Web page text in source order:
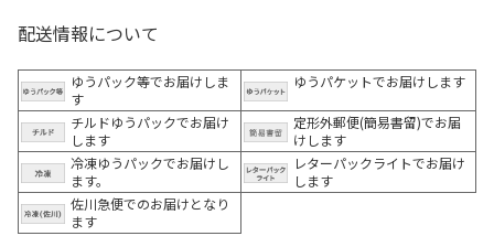
配送情報について
ゆうパック等でお届けしま
す
ゆうパケットでお届けします
チルドゆうパックでお届け
します
定形外郵便(簡易書留)でお届
けします
冷凍ゆうパックでお届けし
ます。
レターパックライトでお届け
します
佐川急便でのお届けとなり
ます